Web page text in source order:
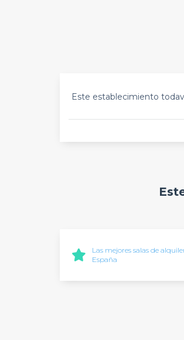
Este establecimiento
Las mejores salas de
España